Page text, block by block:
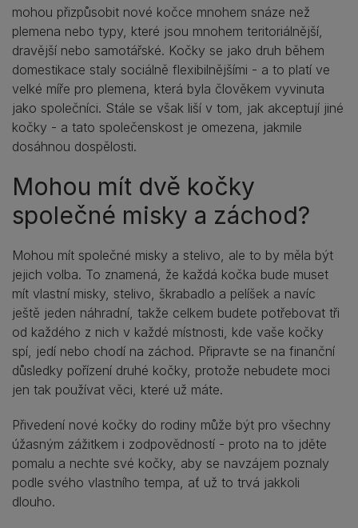
mohou přizpůsobit nové kočce mnohem snáze než
plemena nebo typy, které jsou mnohem teritoriálnější,
dravější nebo samotářské. Kočky se jako druh během
domestikace staly sociálně flexibilnějšími - a to platí ve
velké míře pro plemena, která byla člověkem vyvinuta
jako společníci. Stále se však liší v tom, jak akceptují jiné
kočky - a tato společenskost je omezena, jakmile
dosáhnou dospělosti.
Mohou mít dvě kočky
společné misky a záchod?
Mohou mít společné misky a stelivo, ale to by měla být
jejich volba. To znamená, že každá kočka bude muset
mít vlastní misky, stelivo, škrabadlo a pelíšek a navíc
ještě jeden náhradní, takže celkem budete potřebovat tři
od každého z nich v každé místnosti, kde vaše kočky
spí, jedí nebo chodí na záchod. Připravte se na finanční
důsledky pořízení druhé kočky, protože nebudete moci
jen tak používat věci, které už máte.
Přivedení nové kočky do rodiny může být pro všechny
úžasným zážitkem i zodpovědností - proto na to jděte
pomalu a nechte své kočky, aby se navzájem poznaly
podle svého vlastního tempa, ať už to trvá jakkoli
dlouho.